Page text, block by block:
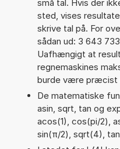
små tal. Hvis der
sted, vises
skrive tal på. For
sådan ud: 3 643
Uafhængigt at
regnemaskines
burde være præcist
De matematiske
asin, sqrt, tan og
acos(1), cos(pi/2),
sin(π/2), sqrt(4),